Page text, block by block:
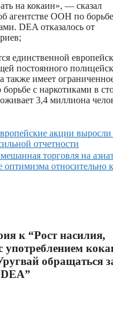
на кокаин», — сказал
агентстве ООН по
DEA отказалось от
единственной
постоянного
также имеет
борьбе с наркотиками в
3,4 миллиона
акции выросли
отчетности
торговля на
относительно
к “Рост насилия,
употреблением
обращаться